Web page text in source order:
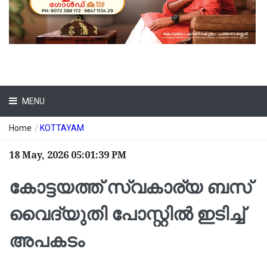
MENU
Home / KOTTAYAM
18 May, 2026 05:01:39 PM
കോട്ടയത്ത് സ്വകാര്യ ബസ്
വൈദ്യുതി പോസ്റ്റിൽ ഇടിച്ച്
അപകടം